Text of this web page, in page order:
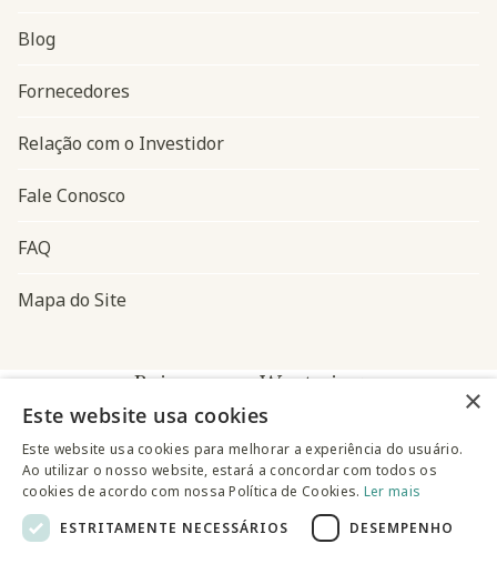
Navegação do rodapé
Blog
Fornecedores
Relação com o Investidor
Fale Conosco
FAQ
Mapa do Site
Baixe o app Westwing
×
Este website usa cookies
Este website usa cookies para melhorar a experiência do usuário.
Ao utilizar o nosso website, estará a concordar com todos os
cookies de acordo com nossa Política de Cookies. Ler mais
ESTRITAMENTE NECESSÁRIOS
DESEMPENHO